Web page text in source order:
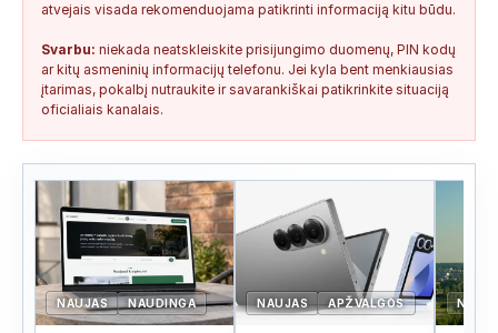
atvejais visada rekomenduojama patikrinti informaciją kitu būdu.
Svarbu: niekada neatskleiskite prisijungimo duomenų, PIN kodų
ar kitų asmeninių informacijų telefonu. Jei kyla bent menkiausias
įtarimas, pokalbį nutraukite ir savarankiškai patikrinkite situaciją
oficialiais kanalais.
NAUJAS NAUDINGA NAUJAS APŽVALGOS